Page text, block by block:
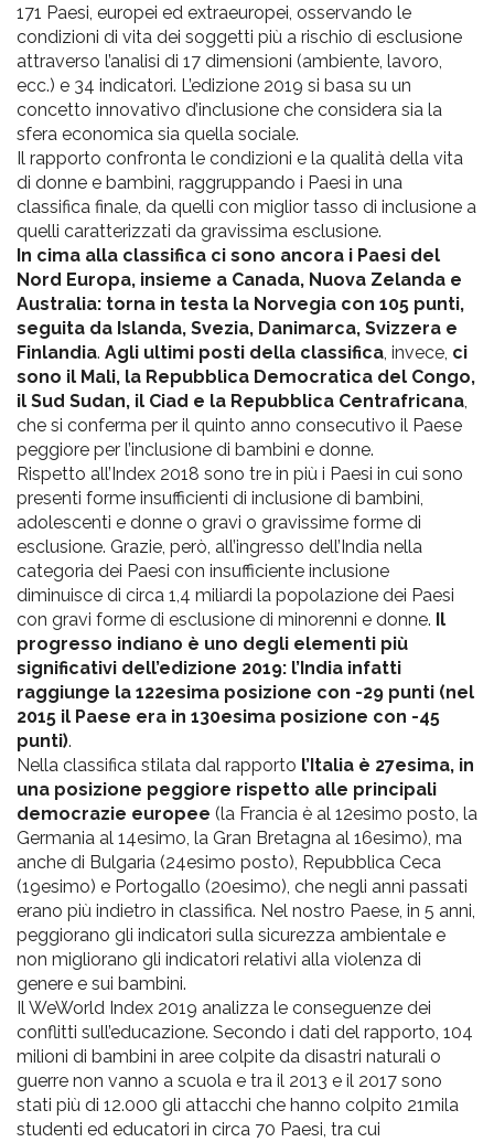
171 Paesi, europei ed extraeuropei, osservando le
condizioni di vita dei soggetti più a rischio di esclusione
attraverso l’analisi di 17 dimensioni (ambiente, lavoro,
ecc.) e 34 indicatori. L’edizione 2019 si basa su un
concetto innovativo d’inclusione che considera sia la
sfera economica sia quella sociale.
Il rapporto confronta le condizioni e la qualità della vita
di donne e bambini, raggruppando i Paesi in una
classifica finale, da quelli con miglior tasso di inclusione a
quelli caratterizzati da gravissima esclusione.
In cima alla classifica ci sono ancora i Paesi del
Nord Europa, insieme a Canada, Nuova Zelanda e
Australia: torna in testa la Norvegia con 105 punti,
seguita da Islanda, Svezia, Danimarca, Svizzera e
Finlandia. Agli ultimi posti della classifica, invece, ci
sono il Mali, la Repubblica Democratica del Congo,
il Sud Sudan, il Ciad e la Repubblica Centrafricana,
che si conferma per il quinto anno consecutivo il Paese
peggiore per l’inclusione di bambini e donne.
Rispetto all’Index 2018 sono tre in più i Paesi in cui sono
presenti forme insufficienti di inclusione di bambini,
adolescenti e donne o gravi o gravissime forme di
esclusione. Grazie, però, all’ingresso dell’India nella
categoria dei Paesi con insufficiente inclusione
diminuisce di circa 1,4 miliardi la popolazione dei Paesi
con gravi forme di esclusione di minorenni e donne. Il
progresso indiano è uno degli elementi più
significativi dell’edizione 2019: l’India infatti
raggiunge la 122esima posizione con -29 punti (nel
2015 il Paese era in 130esima posizione con -45
punti).
Nella classifica stilata dal rapporto l’Italia è 27esima, in
una posizione peggiore rispetto alle principali
democrazie europee (la Francia è al 12esimo posto, la
Germania al 14esimo, la Gran Bretagna al 16esimo), ma
anche di Bulgaria (24esimo posto), Repubblica Ceca
(19esimo) e Portogallo (20esimo), che negli anni passati
erano più indietro in classifica. Nel nostro Paese, in 5 anni,
peggiorano gli indicatori sulla sicurezza ambientale e
non migliorano gli indicatori relativi alla violenza di
genere e sui bambini.
Il WeWorld Index 2019 analizza le conseguenze dei
conflitti sull’educazione. Secondo i dati del rapporto, 104
milioni di bambini in aree colpite da disastri naturali o
guerre non vanno a scuola e tra il 2013 e il 2017 sono
stati più di 12.000 gli attacchi che hanno colpito 21mila
studenti ed educatori in circa 70 Paesi, tra cui